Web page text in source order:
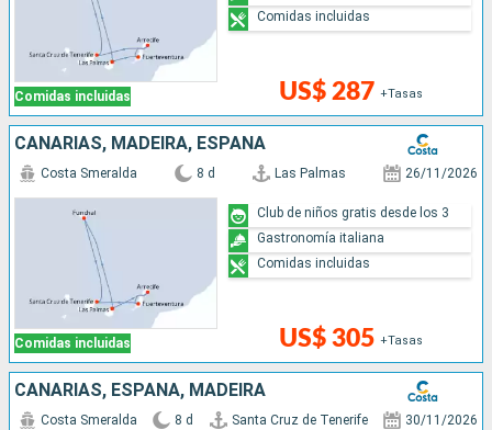
Comidas incluidas US$ 287 +Tasas
Comidas incluidas
CANARIAS, MADEIRA, ESPAÑA
Comidas incluidas
Costa Smeralda 8 d Las Palmas 26/11/2026
US$ 305 +Tasas
Club de niños gratis desde los 3
Gastronomía italiana
Comidas incluidas
CANARIAS, ESPAÑA, MADEIRA
Costa Smeralda 8 d Santa Cruz de Tenerife 30/11/2026